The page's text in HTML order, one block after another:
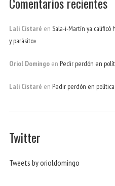
Lali Cistaré en Sala-i-Martín ya calificó
y parásito»
Oriol Domingo en Pedir perdón en
Lali Cistaré en Pedir perdón en
Twitter
Tweets by orioldomingo